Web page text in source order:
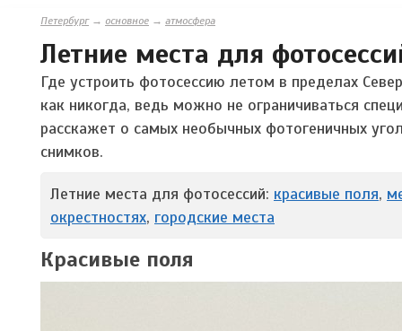
Петербург→ основное → атмосфера
Летние места для
Где устроить фотосессию летом в пределах
как никогда, ведь можно не ограничиваться
расскажет о самых необычных фотогеничных
снимков.
Летние места для фотосессий: красивые поля,
окрестностях, городские места
Красивые поля